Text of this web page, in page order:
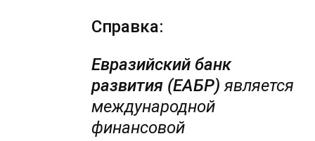
Справка:
Евразийский банк
развития (ЕАБР) является
международной
финансовой